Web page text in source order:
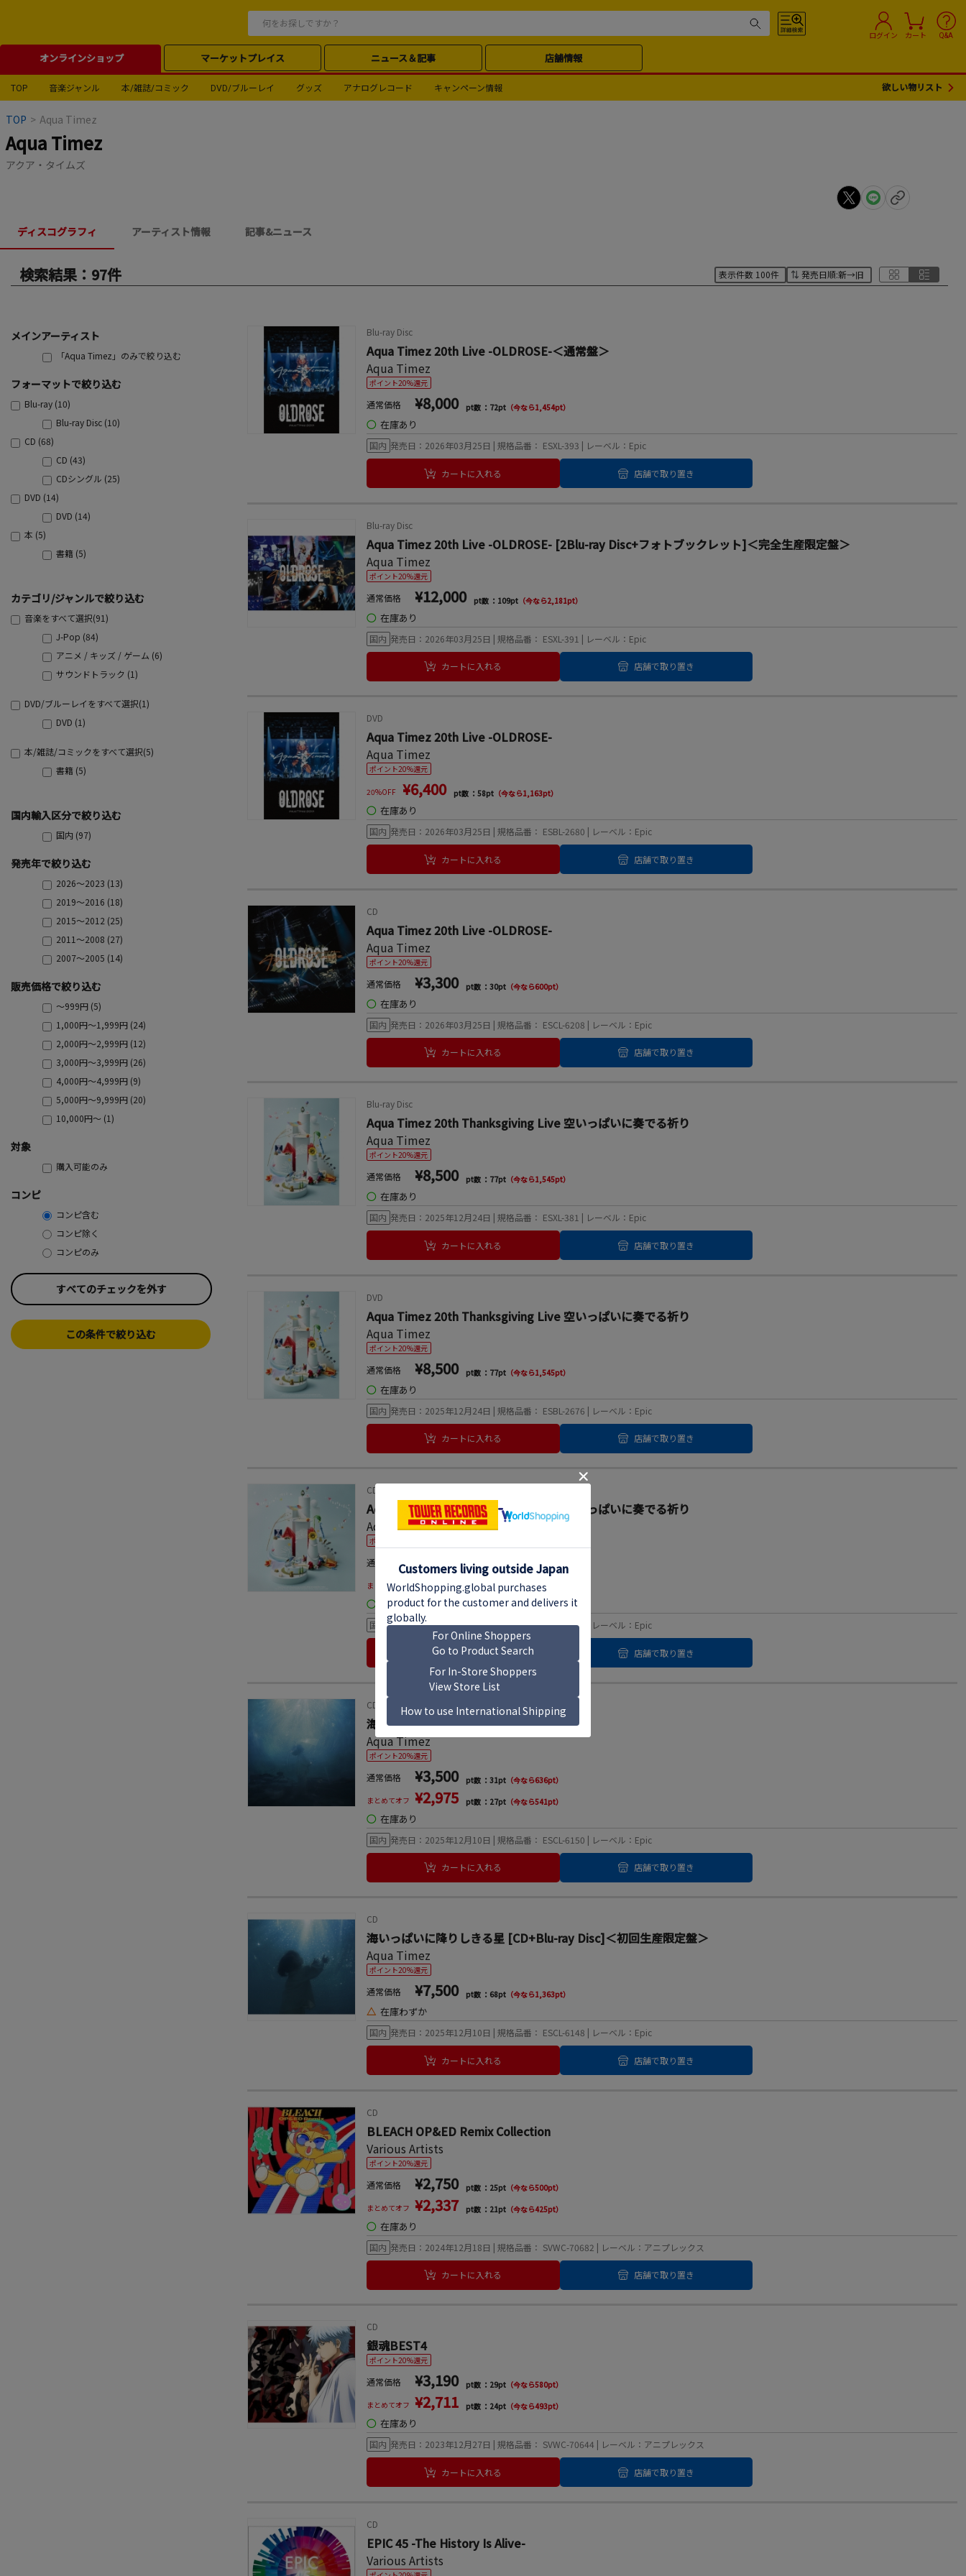
ログイン カート Q&A
オンラインショップ マーケットプレイス ニュース＆記事 店舗情報
TOP 音楽ジャンル 本/雑誌/コミック DVD/ブルーレイ グッズ アナログレコード キャンペーン情報 欲しい物リスト
TOP > Aqua Timez
Aqua Timez
アクア・タイムズ
ディスコグラフィ アーティスト情報 記事&ニュース
検索結果：97件
メインアーティスト
「Aqua Timez」のみで絞り込む
フォーマットで絞り込む
Blu-ray (10)
Blu-ray Disc (10)
CD (68)
CD (43)
CDシングル (25)
DVD (14)
DVD (14)
本 (5)
書籍 (5)
カテゴリ/ジャンルで絞り込む
音楽をすべて選択(91)
J-Pop (84)
アニメ / キッズ / ゲーム (6)
サウンドトラック (1)
DVD/ブルーレイをすべて選択(1)
DVD (1)
本/雑誌/コミックをすべて選択(5)
書籍 (5)
国内輸入区分で絞り込む
国内 (97)
発売年で絞り込む
2026～2023 (13)
2019～2016 (18)
2015～2012 (25)
2011～2008 (27)
2007～2005 (14)
販売価格で絞り込む
～999円 (5)
1,000円～1,999円 (24)
2,000円～2,999円 (12)
3,000円～3,999円 (26)
4,000円～4,999円 (9)
5,000円～9,999円 (20)
10,000円～ (1)
対象
購入可能のみ
コンピ
コンピ含む
コンピ除く
コンピのみ
すべてのチェックを外す
この条件で絞り込む
Blu-ray Disc
Aqua Timez 20th Live -OLDROSE-＜通常盤＞
Aqua Timez
ポイント20%還元
通常価格 ¥8,000 pt数 ：72pt （今なら1,454pt）
◯ 在庫あり
国内 発売日：2026年03月25日 | 規格品番： ESXL-393 | レーベル：Epic
カートに入れる 店舗で取り置き
Blu-ray Disc
Aqua Timez 20th Live -OLDROSE- [2Blu-ray Disc+フォトブックレット]＜完全生産限定盤＞
Aqua Timez
ポイント20%還元
通常価格 ¥12,000 pt数 ：109pt （今なら2,181pt）
◯ 在庫あり
国内 発売日：2026年03月25日 | 規格品番： ESXL-391 | レーベル：Epic
カートに入れる 店舗で取り置き
DVD
Aqua Timez 20th Live -OLDROSE-
Aqua Timez
ポイント20%還元
20%OFF ¥6,400 pt数 ：58pt （今なら1,163pt）
◯ 在庫あり
国内 発売日：2026年03月25日 | 規格品番： ESBL-2680 | レーベル：Epic
カートに入れる 店舗で取り置き
CD
Aqua Timez 20th Live -OLDROSE-
Aqua Timez
ポイント20%還元
通常価格 ¥3,300 pt数 ：30pt （今なら600pt）
◯ 在庫あり
国内 発売日：2026年03月25日 | 規格品番： ESCL-6208 | レーベル：Epic
カートに入れる 店舗で取り置き
Blu-ray Disc
Aqua Timez 20th Thanksgiving Live 空いっぱいに奏でる祈り
Aqua Timez
ポイント20%還元
通常価格 ¥8,500 pt数 ：77pt （今なら1,545pt）
◯ 在庫あり
国内 発売日：2025年12月24日 | 規格品番： ESXL-381 | レーベル：Epic
カートに入れる 店舗で取り置き
DVD
Aqua Timez 20th Thanksgiving Live 空いっぱいに奏でる祈り
Aqua Timez
ポイント20%還元
通常価格 ¥8,500 pt数 ：77pt （今なら1,545pt）
◯ 在庫あり
国内 発売日：2025年12月24日 | 規格品番： ESBL-2676 | レーベル：Epic
カートに入れる 店舗で取り置き
CD
Aqua Timez 20th Thanksgiving Live 空いっぱいに奏でる祈り
Aqua Timez
ポイント20%還元
通常価格 ¥3,300 pt数 ：30pt（今なら600pt）
まとめてオフ ¥2,805 pt数 ：25pt（今なら510pt）
◯ 在庫あり
国内 発売日：2025年12月24日 | 規格品番： ESCL-6167 | レーベル：Epic
カートに入れる 店舗で取り置き
CD
海いっぱいに降りしきる星＜通常盤＞
Aqua Timez
ポイント20%還元
通常価格 ¥3,500 pt数 ：31pt （今なら636pt）
まとめてオフ ¥2,975 pt数 ：27pt （今なら541pt）
◯ 在庫あり
国内 発売日：2025年12月10日 | 規格品番： ESCL-6150 | レーベル：Epic
カートに入れる 店舗で取り置き
CD
海いっぱいに降りしきる星 [CD+Blu-ray Disc]＜初回生産限定盤＞
Aqua Timez
ポイント20%還元
通常価格 ¥7,500 pt数 ：68pt （今なら1,363pt）
△ 在庫わずか
国内 発売日：2025年12月10日 | 規格品番： ESCL-6148 | レーベル：Epic
カートに入れる 店舗で取り置き
CD
BLEACH OP&ED Remix Collection
Various Artists
ポイント20%還元
通常価格 ¥2,750 pt数 ：25pt （今なら500pt）
まとめてオフ ¥2,337 pt数 ：21pt （今なら425pt）
◯ 在庫あり
国内 発売日：2024年12月18日 | 規格品番： SVWC-70682 | レーベル：アニプレックス
カートに入れる 店舗で取り置き
CD
銀魂BEST4
ポイント20%還元
通常価格 ¥3,190 pt数 ：29pt （今なら580pt）
まとめてオフ ¥2,711 pt数 ：24pt （今なら493pt）
◯ 在庫あり
国内 発売日：2023年12月27日 | 規格品番： SVWC-70644 | レーベル：アニプレックス
カートに入れる 店舗で取り置き
CD
EPIC 45 -The History Is Alive-
Various Artists